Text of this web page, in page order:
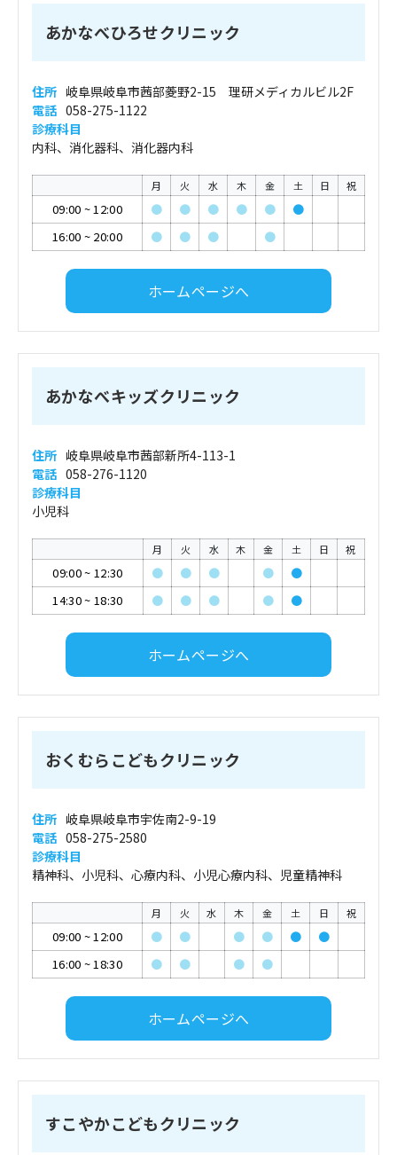
あかなべひろせクリニック
住所 岐阜県岐阜市茜部菱野2-15 理研メディカルビル2F
電話 058-275-1122
診療科目
内科、消化器科、消化器内科
月 火 水 木 金 土 日 祝
09:00 ~12:00 ● ● ● ● ●
●
16:00 ~ 20:00 ● ● ● ●
ホームページへ
あかなべキッズクリニック
住所 岐阜県岐阜市茜部新所4-113-1
電話 058-276-1120
診療科目
小児科
月 火 水 木 金 土 日 祝
09:00~ 12:30 ● ● ● ●
●
14:30~ 18:30 ● ● ● ● ●
ホームページへ
おくむらこどもクリニック
住所 岐阜県岐阜市宇佐南2-9-19
電話 058-275-2580
診療科目
精神科、小児科、心療内科、小児心療内科、児童精神科
月 火 水 木 金 土 日 祝
09:00 ~12:00 ● ● ● ● ●
●
16:00 ~18:30 ● ● ● ●
ホームページへ
すこやかこどもクリニック